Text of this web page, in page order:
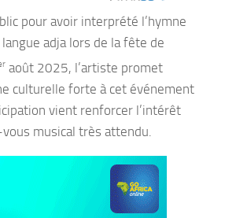
pour avoir interprété l’hymne
adja lors de la fête de
août 2025, l’artiste promet
culturelle forte à cet événement
vient renforcer l’intérêt
musical très attendu.